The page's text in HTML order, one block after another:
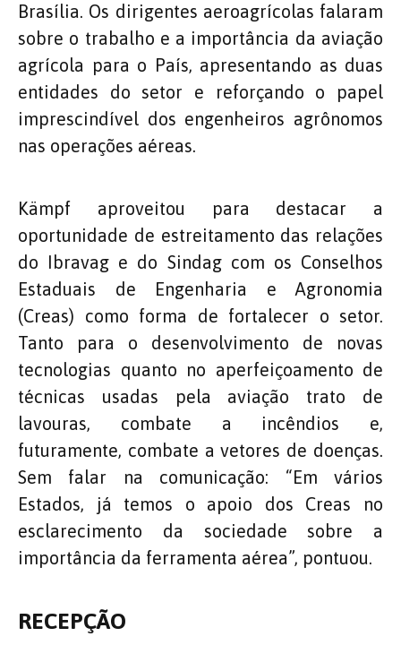
Brasília. Os dirigentes aeroagrícolas falaram
sobre o trabalho e a importância da aviação
agrícola para o País, apresentando as duas
entidades do setor e reforçando o papel
imprescindível dos engenheiros agrônomos
nas operações aéreas.
Kämpf aproveitou para destacar a
oportunidade de estreitamento das relações
do Ibravag e do Sindag com os Conselhos
Estaduais de Engenharia e Agronomia
(Creas) como forma de fortalecer o setor.
Tanto para o desenvolvimento de novas
tecnologias quanto no aperfeiçoamento de
técnicas usadas pela aviação trato de
lavouras, combate a incêndios e,
futuramente, combate a vetores de doenças.
Sem falar na comunicação: “Em vários
Estados, já temos o apoio dos Creas no
esclarecimento da sociedade sobre a
importância da ferramenta aérea”, pontuou.
RECEPÇÃO